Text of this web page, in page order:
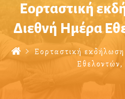
Εορταστική
Διεθνή Ημέρα
Εορταστική
Εθελοντών,